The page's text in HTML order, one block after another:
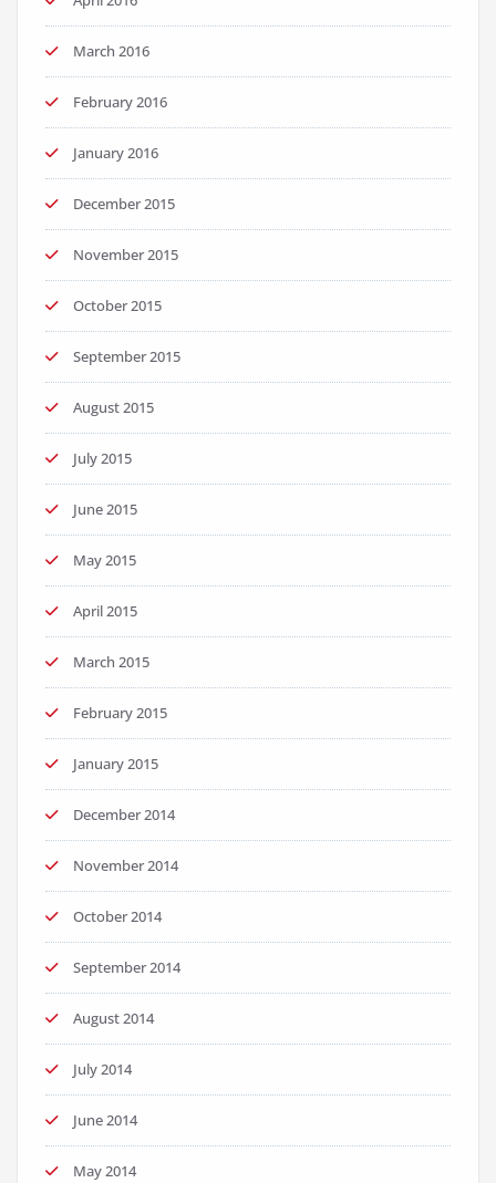
March 2016
February 2016
January 2016
December 2015
November 2015
October 2015
September 2015
August 2015
July 2015
June 2015
May 2015
April 2015
March 2015
February 2015
January 2015
December 2014
November 2014
October 2014
September 2014
August 2014
July 2014
June 2014
May 2014